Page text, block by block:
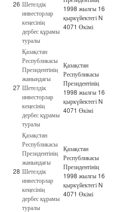
26 Шетелдік
инвесторлар
кеңесінің
дербес құрамы
туралы
1998 жылғы 16
қыркүйектегі N
4071 Өкімі
27
Қазақстан
Республикасы
Президентінің
жанындағы
Шетелдік
инвесторлар
кеңесінің
дербес құрамы
туралы
Қазақстан
Республикасы
Президентінің
1998 жылғы 16
қыркүйектегі N
4071 Өкімі
28
Қазақстан
Республикасы
Президентінің
жанындағы
Шетелдік
инвесторлар
кеңесінің
дербес құрамы
туралы
Қазақстан
Республикасы
Президентінің
1998 жылғы 16
қыркүйектегі N
4071 Өкімі